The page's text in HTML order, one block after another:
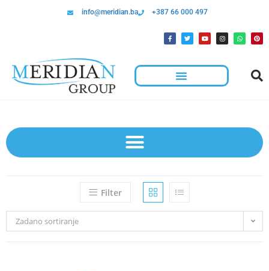
info@meridian.ba +387 66 000 497
Filter
Zadano sortiranje